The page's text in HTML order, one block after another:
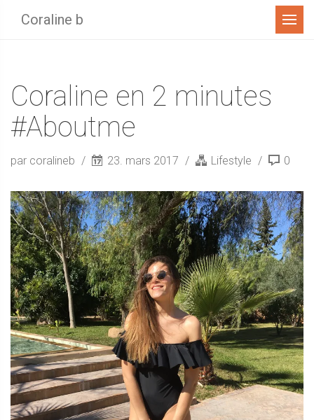
Coraline b Menu
Coraline en 2 minutes
#Aboutme
par coralineb 23. mars 2017 Lifestyle 0